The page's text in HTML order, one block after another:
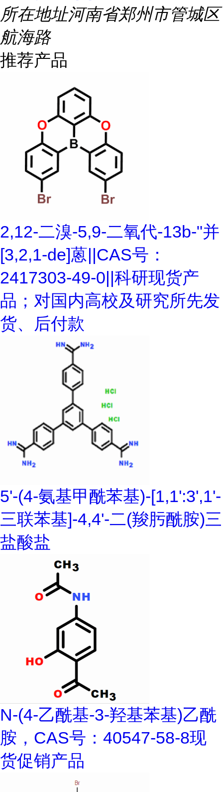
所在地址河南省郑州市管城区
航海路
推荐产品
2,12-二溴-5,9-二氧代-13b-"并
[3,2,1-de]蒽||CAS号：
2417303-49-0||科研现货产
品；对国内高校及研究所先发
货、后付款
5'-(4-氨基甲酰苯基)-[1,1':3',1'-
三联苯基]-4,4'-二(羧肟酰胺)三
盐酸盐
N-(4-乙酰基-3-羟基苯基)乙酰
胺，CAS号：40547-58-8现
货促销产品